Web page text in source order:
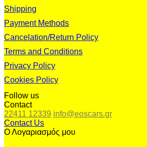
Shipping
Payment Methods
Cancelation/Return Policy
Terms and Conditions
Privacy Policy
Cookies Policy
Follow us
Contact
22411 12339 info@eoscars.gr
Contact Us
Ο Λογαριασμός μου